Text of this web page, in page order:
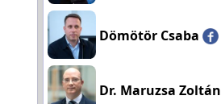
Dömötör Csaba
Dr. Maruzsa Zoltán